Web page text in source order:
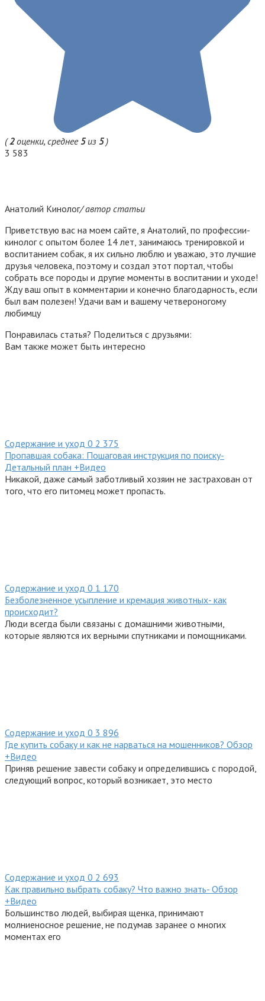
(2оценки, среднее 5из 5)
3 583
Анатолий Кинолог/ автор статьи
Приветствую вас на моем сайте, я Анатолий, по профессии-
кинолог с опытом более 14 лет, занимаюсь тренировкой и
воспитанием собак, я их сильно люблю и уважаю, это лучшие
друзья человека, поэтому и создал этот портал, чтобы
собрать все породы и другие моменты в воспитании и уходе!
Жду ваш опыт в комментарии и конечно благодарность, если
был вам полезен! Удачи вам и вашему четвероногому
любимцу
Понравилась статья? Поделиться с друзьями:
Вам также может быть интересно
Содержание и уход 0 2 375
Пропавшая собака: Пошаговая инструкция по поиску-
Детальный план +Видео
Никакой, даже самый заботливый хозяин не застрахован от
того, что его питомец может пропасть.
Содержание и уход 0 1 170
Безболезненное усыпление и кремация животных- как
происходит?
Люди всегда были связаны с домашними животными,
которые являются их верными спутниками и помощниками.
Содержание и уход 0 3 896
Где купить собаку и как не нарваться на мошенников? Обзор
+Видео
Приняв решение завести собаку и определившись с породой,
следующий вопрос, который возникает, это место
Содержание и уход 0 2 693
Как правильно выбрать собаку? Что важно знать- Обзор
+Видео
Большинство людей, выбирая щенка, принимают
молниеносное решение, не подумав заранее о многих
моментах его